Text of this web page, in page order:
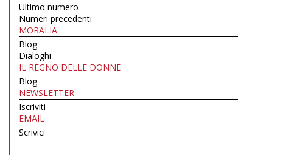
Ultimo numero
Numeri precedenti
MORALIA
Blog
Dialoghi
IL REGNO DELLE DONNE
Blog
NEWSLETTER
Iscriviti
EMAIL
Scrivici